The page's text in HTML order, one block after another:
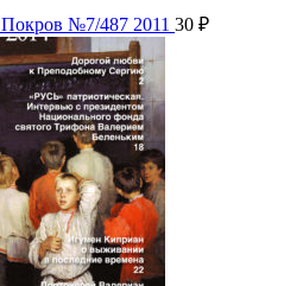
Покров №7/487 2011 30 ₽